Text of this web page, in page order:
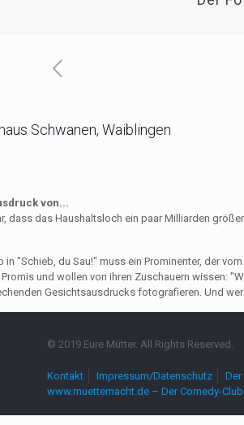
Schwanen, Waiblingen
von...
dass das Haushaltsloch ein paar Milliarden
"Schieb, du Sau!" muss ein Prominenter, der
und wollen von ihren Zuschauern wissen:
Gesichtsausdrucks fotografieren. Und
© 2019 Eure Mütter. All Rights Reserved.
Kontakt Impressum/Datenschutz
www.muetternacht.de – Der Comedy-Club